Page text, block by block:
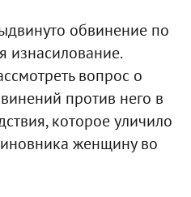
обвинение по
изнасилование.
вопрос о
против него в
которое уличило
женщину во